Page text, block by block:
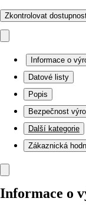
Zkontrolovat
Informace o
Datové listy
Popis
Bezpečnost
Další kategorie
Zákaznická
Informace o